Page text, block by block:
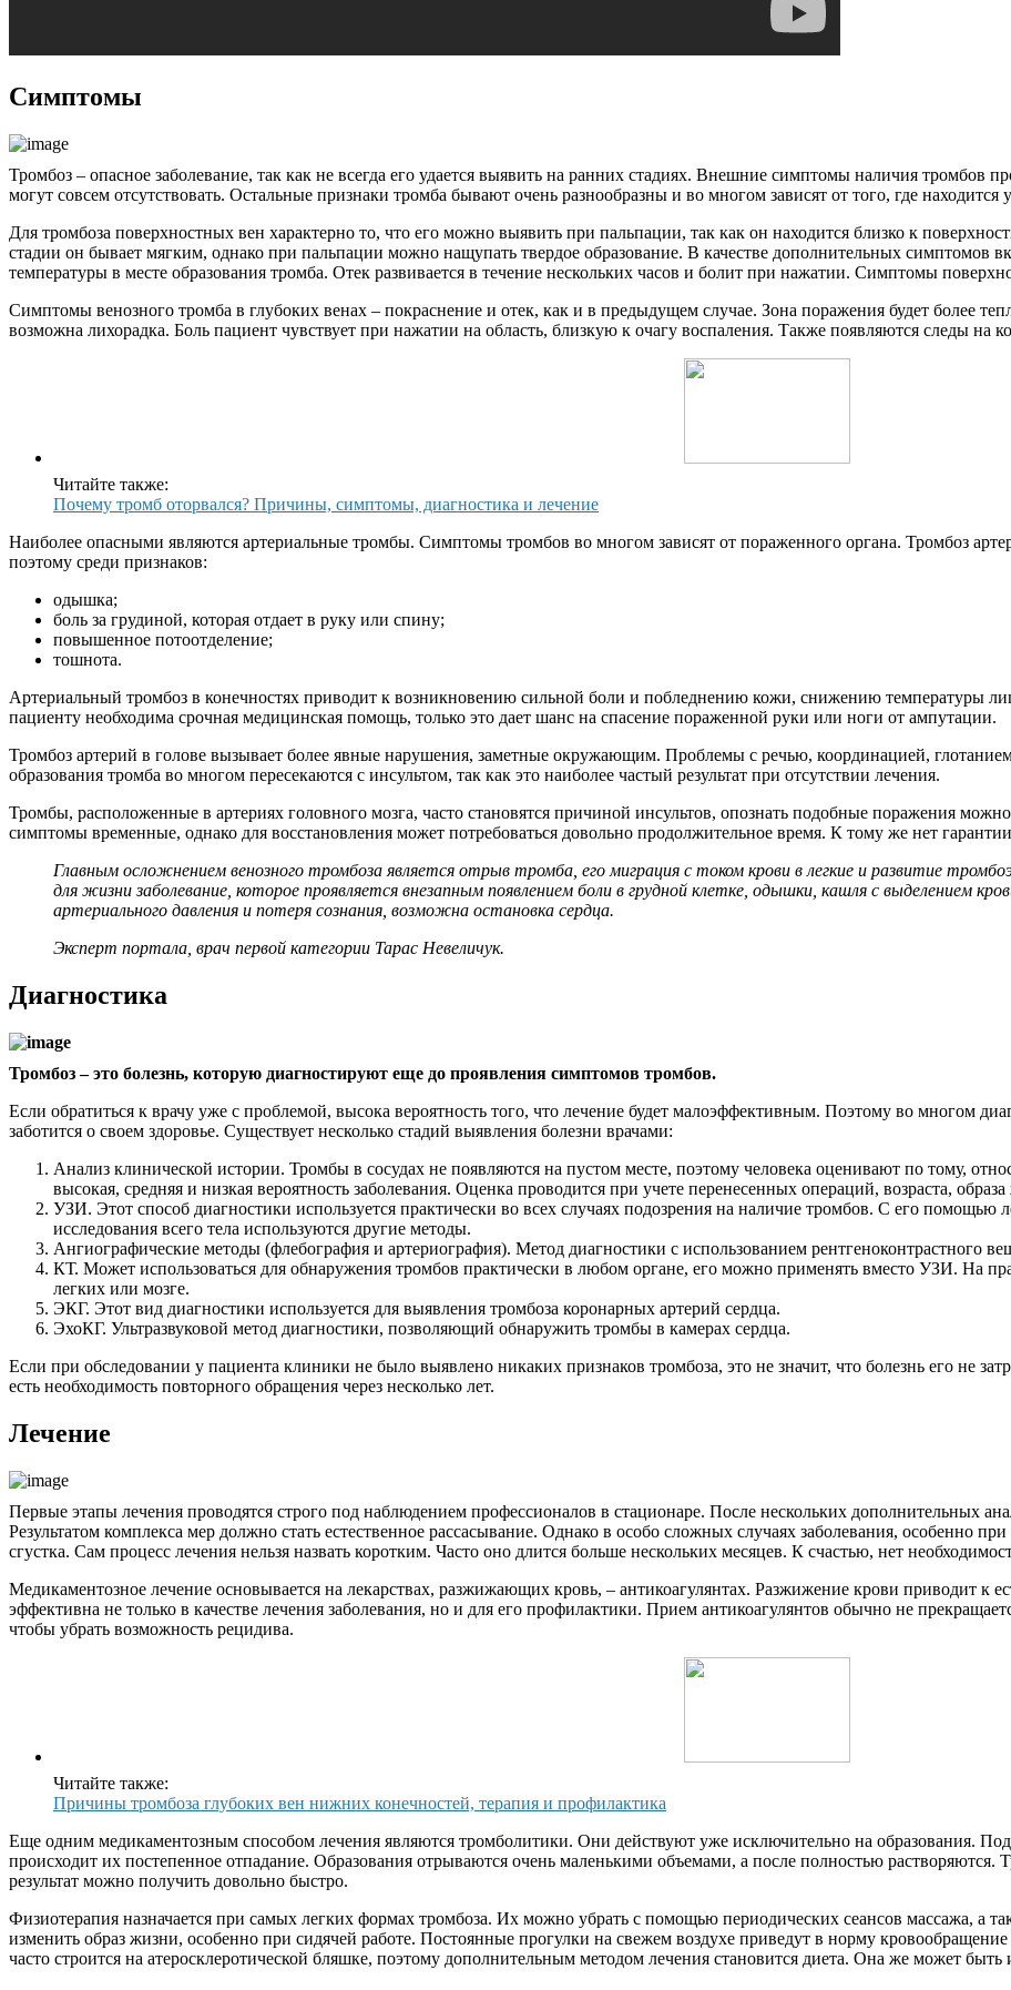
Симптомы
Тромбоз – опасное заболевание, так как не всегда его удается выявить на ранних стадиях. Внешние симптомы наличия тромбов
могут совсем отсутствовать. Остальные признаки тромба бывают очень разнообразны и во многом зависят от того, где находится
Для тромбоза поверхностных вен характерно то, что его можно выявить при пальпации, так как он находится близко к
стадии он бывает мягким, однако при пальпации можно нащупать твердое образование. В качестве дополнительных симптомов
температуры в месте образования тромба. Отек развивается в течение нескольких часов и болит при нажатии. Симптомы
Симптомы венозного тромба в глубоких венах – покраснение и отек, как и в предыдущем случае. Зона поражения будет более
возможна лихорадка. Боль пациент чувствует при нажатии на область, близкую к очагу воспаления. Также появляются следы на
Читайте также:
Почему тромб оторвался? Причины, симптомы, диагностика и лечение
Наиболее опасными являются артериальные тромбы. Симптомы тромбов во многом зависят от пораженного органа. Тромбоз
поэтому среди признаков:
одышка;
боль за грудиной, которая отдает в руку или спину;
повышенное потоотделение;
тошнота.
Артериальный тромбоз в конечностях приводит к возникновению сильной боли и побледнению кожи, снижению температуры
пациенту необходима срочная медицинская помощь, только это дает шанс на спасение пораженной руки или ноги от ампутации.
Тромбоз артерий в голове вызывает более явные нарушения, заметные окружающим. Проблемы с речью, координацией,
образования тромба во многом пересекаются с инсультом, так как это наиболее частый результат при отсутствии лечения.
Тромбы, расположенные в артериях головного мозга, часто становятся причиной инсультов, опознать подобные поражения
симптомы временные, однако для восстановления может потребоваться довольно продолжительное время. К тому же нет
Главным осложнением венозного тромбоза является отрыв тромба, его миграция с током крови в легкие и развитие
для жизни заболевание, которое проявляется внезапным появлением боли в грудной клетке, одышки, кашля с выделением
артериального давления и потеря сознания, возможна остановка сердца.
Эксперт портала, врач первой категории Тарас Невеличук.
Диагностика
Тромбоз – это болезнь, которую диагностируют еще до проявления симптомов тромбов.
Если обратиться к врачу уже с проблемой, высока вероятность того, что лечение будет малоэффективным. Поэтому во многом
заботится о своем здоровье. Существует несколько стадий выявления болезни врачами:
Анализ клинической истории. Тромбы в сосудах не появляются на пустом месте, поэтому человека оценивают по тому,
высокая, средняя и низкая вероятность заболевания. Оценка проводится при учете перенесенных операций, возраста,
УЗИ. Этот способ диагностики используется практически во всех случаях подозрения на наличие тромбов. С его помощью
исследования всего тела используются другие методы.
Ангиографические методы (флебография и артериография). Метод диагностики с использованием рентгеноконтрастного
КТ. Может использоваться для обнаружения тромбов практически в любом органе, его можно применять вместо УЗИ. На
легких или мозге.
ЭКГ. Этот вид диагностики используется для выявления тромбоза коронарных артерий сердца.
ЭхоКГ. Ультразвуковой метод диагностики, позволяющий обнаружить тромбы в камерах сердца.
Если при обследовании у пациента клиники не было выявлено никаких признаков тромбоза, это не значит, что болезнь его не
есть необходимость повторного обращения через несколько лет.
Лечение
Первые этапы лечения проводятся строго под наблюдением профессионалов в стационаре. После нескольких дополнительных
Результатом комплекса мер должно стать естественное рассасывание. Однако в особо сложных случаях заболевания, особенно
сгустка. Сам процесс лечения нельзя назвать коротким. Часто оно длится больше нескольких месяцев. К счастью, нет
Медикаментозное лечение основывается на лекарствах, разжижающих кровь, – антикоагулянтах. Разжижение крови приводит к
эффективна не только в качестве лечения заболевания, но и для его профилактики. Прием антикоагулянтов обычно не
чтобы убрать возможность рецидива.
Читайте также:
Причины тромбоза глубоких вен нижних конечностей, терапия и профилактика
Еще одним медикаментозным способом лечения являются тромболитики. Они действуют уже исключительно на образования. Под
происходит их постепенное отпадание. Образования отрываются очень маленькими объемами, а после полностью
результат можно получить довольно быстро.
Физиотерапия назначается при самых легких формах тромбоза. Их можно убрать с помощью периодических сеансов массажа, а
изменить образ жизни, особенно при сидячей работе. Постоянные прогулки на свежем воздухе приведут в норму
часто строится на атеросклеротической бляшке, поэтому дополнительным методом лечения становится диета. Она же может быть